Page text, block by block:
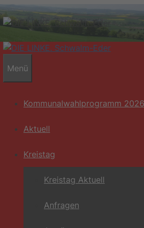
Menü
Kommunalwahlprogramm 2026
Aktuell
Kreistag
Kreistag Aktuell
Anfragen